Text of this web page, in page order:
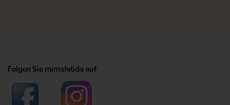
Folgen Sie mimafelida auf